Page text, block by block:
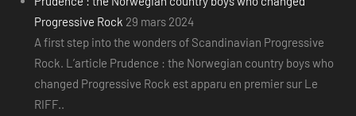
Progressive Rock 29 mars 2024
A first step into the wonders of Scandinavian Progressive
Rock. L’article Prudence : the Norwegian country boys who
changed Progressive Rock est apparu en premier sur Le
RIFF..